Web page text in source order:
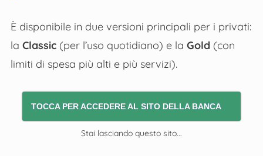
È disponibile in due versioni principali per i privati:
la Classic(per l’uso quotidiano) e la Gold(con
limiti di spesa più alti e più servizi).
TOCCA PER ACCEDERE AL SITO DELLA BANCA
Stai lasciando questo sito...